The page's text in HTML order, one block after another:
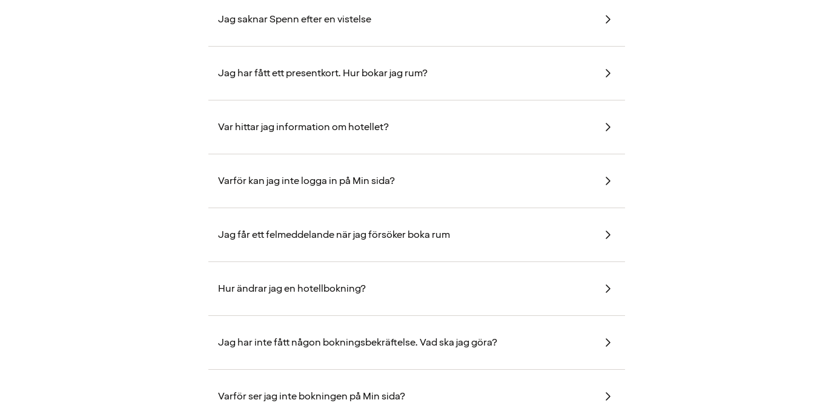
Jag saknar Spenn efter en vistelse
Jag har fått ett presentkort. Hur bokar jag rum?
Var hittar jag information om hotellet?
Varför kan jag inte logga in på Min sida?
Jag får ett felmeddelande när jag försöker boka rum
Hur ändrar jag en hotellbokning?
Jag har inte fått någon bokningsbekräftelse. Vad ska jag göra?
Varför ser jag inte bokningen på Min sida?